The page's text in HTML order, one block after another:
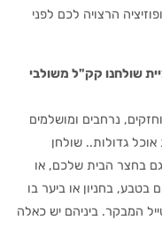
הרצויה לכם לפני
שולחנו קק"ל משולבי
נרחבים ומושלמים
גדולות.. שולחן
בחצר הבית שלכם, או
בטבע, בחניון או ביער בו
המבקר. ביניהם יש כאלה